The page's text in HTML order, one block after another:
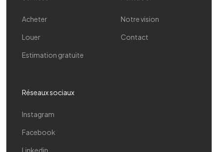
Acheter
Louer
Estimation gratuite
Notre vision
Contact
Réseaux sociaux
Instagram
Facebook
Linkedin